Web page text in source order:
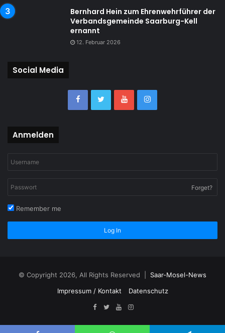
Bernhard Hein zum Ehrenwehrführer der
Verbandsgemeinde Saarburg-Kell
ernannt
12. Februar 2026
Social Media
Anmelden
Forget?
Remember me
Log In
© Copyright 2026, All Rights Reserved | Saar-Mosel-News
Impressum / Kontakt
Datenschutz